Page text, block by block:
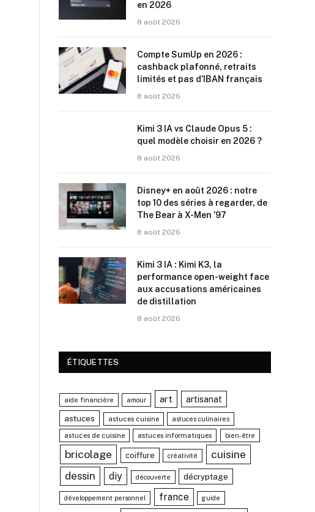
en 2026
8 août 2026
Compte SumUp en 2026 :
cashback plafonné, retraits
limités et pas d’IBAN français
8 août 2026
Kimi 3 IA vs Claude Opus 5 :
quel modèle choisir en 2026 ?
8 août 2026
Disney+ en août 2026 : notre
top 10 des séries à regarder, de
The Bear à X-Men ’97
8 août 2026
Kimi 3 IA : Kimi K3, la
performance open-weight face
aux accusations américaines
de distillation
8 août 2026
ÉTIQUETTES
aide financière amour art artisanat
astuces astuces cuisine astuces culinaires
astuces de cuisine astuces informatiques bien-être
bricolage coiffure créativité cuisine
dessin diy découverte décryptage
développement personnel france guide